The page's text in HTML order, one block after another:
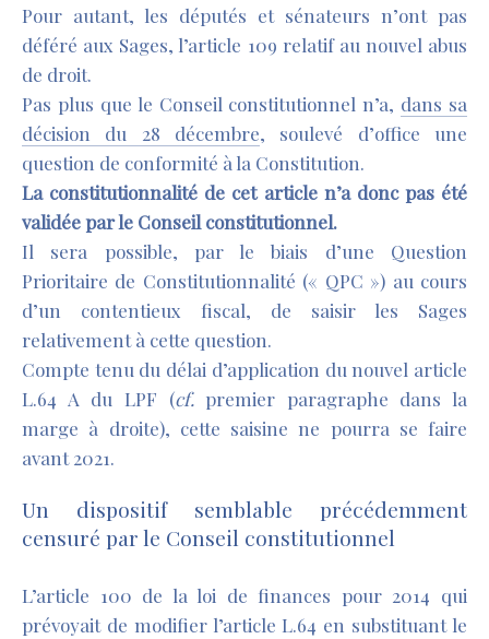
Pour autant, les députés et sénateurs n’ont pas
déféré aux Sages, l’article 109 relatif au nouvel abus
de droit.
Pas plus que le Conseil constitutionnel n’a, dans sa
décision du 28 décembre, soulevé d’office une
question de conformité à la Constitution.
La constitutionnalité de cet article n’a donc pas été
validée par le Conseil constitutionnel.
Il sera possible, par le biais d’une Question
Prioritaire de Constitutionnalité (« QPC ») au cours
d’un contentieux fiscal, de saisir les Sages
relativement à cette question.
Compte tenu du délai d’application du nouvel article
L.64 A du LPF (cf. premier paragraphe dans la
marge à droite), cette saisine ne pourra se faire
avant 2021.
Un dispositif semblable précédemment
censuré par le Conseil constitutionnel
L’article 100 de la loi de finances pour 2014 qui
prévoyait de modifier l’article L.64 en substituant le